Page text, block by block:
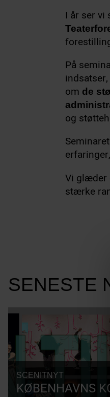
I år ser
På
om de
og
Vi glæder
stærke
SENESTE
SCENITNYT
KØBENHAVNS